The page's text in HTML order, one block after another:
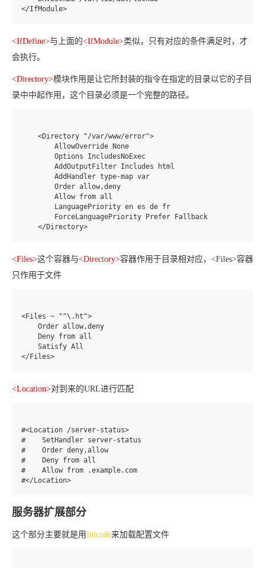
</IfModule>
<IfDefine>与上面的<IfModule>类似，只有对应的条件满足时，才
会执行。
<Directory>模块作用是让它所封装的指令在指定的目录以它的子目
录中中起作用，这个目录必须是一个完整的路径。
    <Directory "/var/www/error">
        AllowOverride None
        Options IncludesNoExec
        AddOutputFilter Includes html
        AddHandler type-map var
        Order allow,deny
        Allow from all
        LanguagePriority en es de fr
        ForceLanguagePriority Prefer Fallback
<Files>这个容器与<Directory>容器作用于目录相对应，<Files>容器
只作用于文件
<Files ~ "^\.ht">
    Order allow,deny
    Deny from all
    Satisfy All
<Location>对到来的URL进行匹配
#<Location /server-status>
#    SetHandler server-status
#    Order deny,allow
#    Deny from all
#    Allow from .example.com
#</Location>
服务器扩展部分
这个部分主要就是用Inlcude来加载配置文件